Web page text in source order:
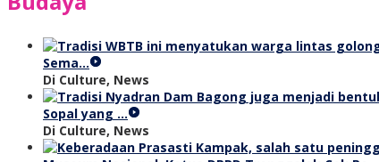
Sema…
Di Culture, News
Sopal yang …
Di Culture, News